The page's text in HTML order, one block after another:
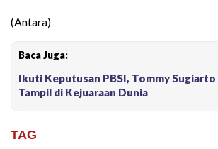
(Antara)
Baca Juga:
Ikuti Keputusan PBSI, Tommy Sugiarto
Tampil di Kejuaraan Dunia
TAG